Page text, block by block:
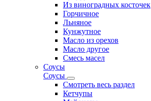
Из виноградных косточек
Горчичное
Льняное
Кунжутное
Масло из орехов
Масло другое
Смесь масел
Соусы
Соусы
Смотреть весь раздел
Кетчупы